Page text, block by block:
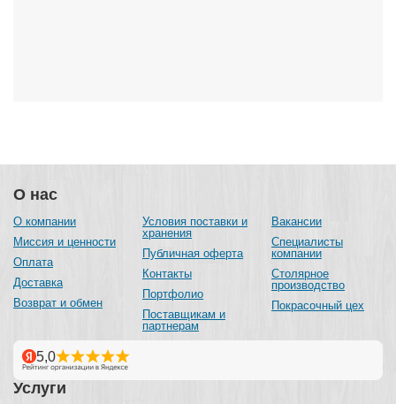
О нас
О компании
Миссия и ценности
Оплата
Доставка
Возврат и обмен
Условия поставки и
хранения
Публичная оферта
Контакты
Портфолио
Поставщикам и
партнерам
Вакансии
Специалисты
компании
Столярное
производство
Покрасочный цех
Услуги